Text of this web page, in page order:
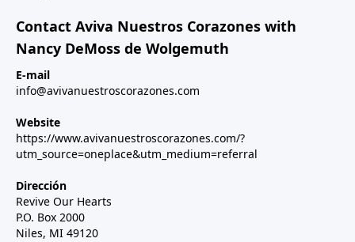
Contact Aviva Nuestros Corazones with
Nancy DeMoss de Wolgemuth
E-mail
info@avivanuestroscorazones.com
Website
https://www.avivanuestroscorazones.com/?
utm_source=oneplace&utm_medium=referral
Dirección
Revive Our Hearts
P.O. Box 2000
Niles, MI 49120